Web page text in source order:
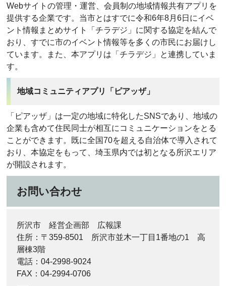
Webサイトの管理・運営、会員制の地域情報共有アプリを
提供する企業です。当市とはすでに令和6年8月6日にイベ
ント情報まとめサイト「チラデジ」に関する協定を結んで
おり、すでに市のイベント情報等を多くの市民にお届けし
ています。また、本アプリは「チラデジ」と連携していま
す。
地域コミュニティアプリ「ピアッザ」
「ピアッザ」は一定の地域に特化したSNSであり、地域の
企業も含めて住民同士が相互にコミュニケーションをとる
ことができます。既に全国70を超える自治体で導入されて
おり、本協定をもって、埼玉県内では初となる所沢エリア
が開設されます。
お問い合わせ
所沢市 経営企画部 広報課
住所：〒359-8501 所沢市並木一丁目1番地の1 高
層棟3階
電話：04-2998-9024
FAX：04-2994-0706